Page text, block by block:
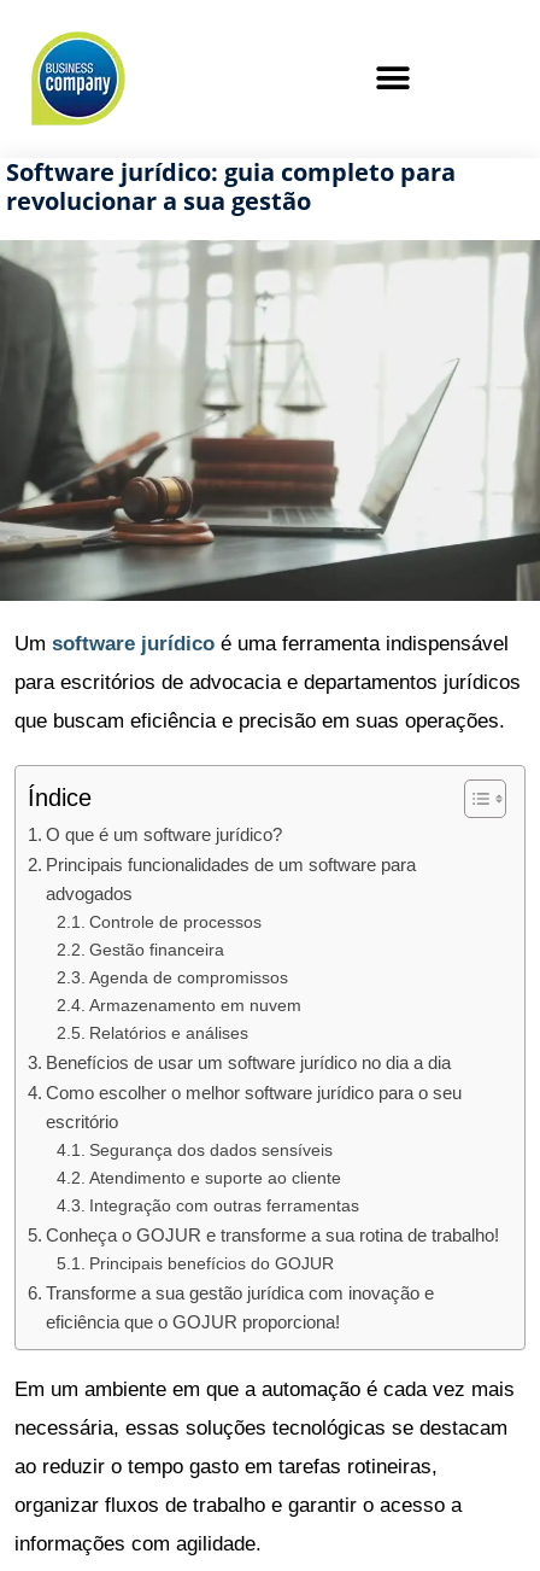
Software jurídico: guia completo para
revolucionar a sua gestão
Um software jurídico é uma ferramenta indispensável
para escritórios de advocacia e departamentos jurídicos
que buscam eficiência e precisão em suas operações.
Índice
O que é um software jurídico?
Principais funcionalidades de um software para
advogados
Controle de processos
Gestão financeira
Agenda de compromissos
Armazenamento em nuvem
Relatórios e análises
Benefícios de usar um software jurídico no dia a dia
Como escolher o melhor software jurídico para o seu
escritório
Segurança dos dados sensíveis
Atendimento e suporte ao cliente
Integração com outras ferramentas
Conheça o GOJUR e transforme a sua rotina de trabalho!
Principais benefícios do GOJUR
Transforme a sua gestão jurídica com inovação e
eficiência que o GOJUR proporciona!
Em um ambiente em que a automação é cada vez mais
necessária, essas soluções tecnológicas se destacam
ao reduzir o tempo gasto em tarefas rotineiras,
organizar fluxos de trabalho e garantir o acesso a
informações com agilidade.